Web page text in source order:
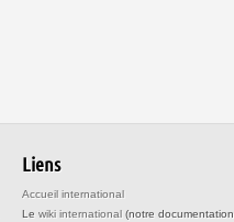
Liens
Accueil international
Le wiki international (notre documentation